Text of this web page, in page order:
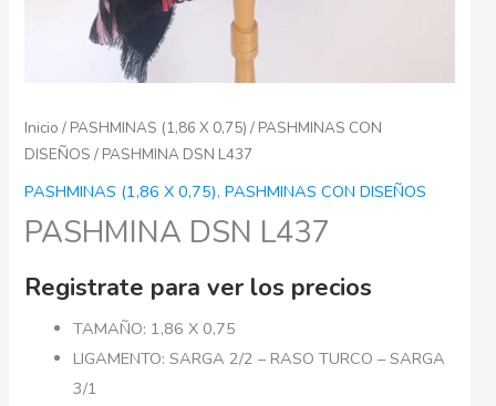
Inicio / PASHMINAS (1,86 X 0,75) / PASHMINAS CON
DISEÑOS / PASHMINA DSN L437
PASHMINAS (1,86 X 0,75),PASHMINAS CON DISEÑOS
PASHMINA DSN L437
Registrate para ver los precios
TAMAÑO: 1,86 X 0,75
LIGAMENTO: SARGA 2/2 – RASO TURCO – SARGA
3/1